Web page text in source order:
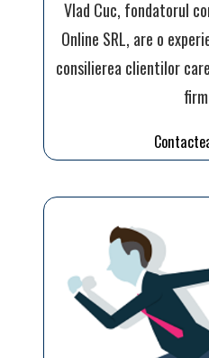
Vlad Cuc, fondatorul
Online SRL, are o
consilierea clientilor